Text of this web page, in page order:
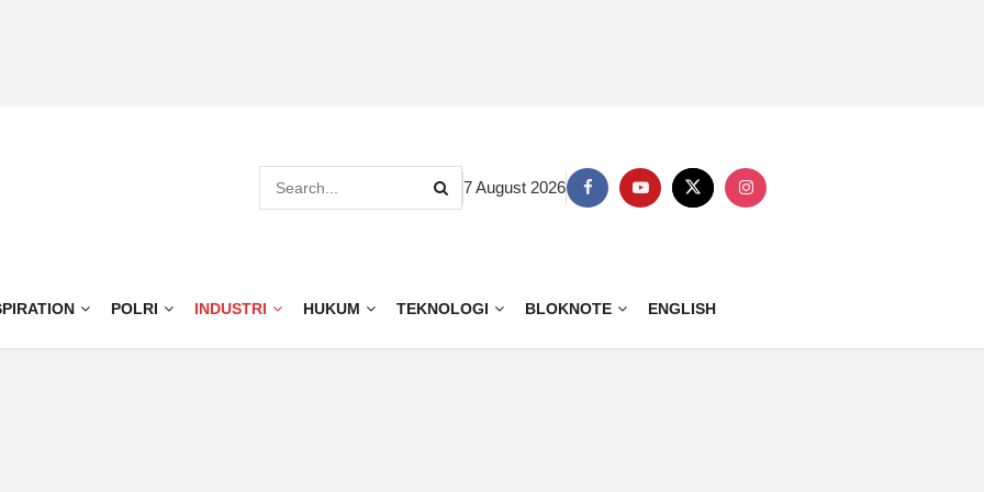
7 August 2026
POLRI INDUSTRI HUKUM TEKNOLOGI BLOKNOTE ENGLISH